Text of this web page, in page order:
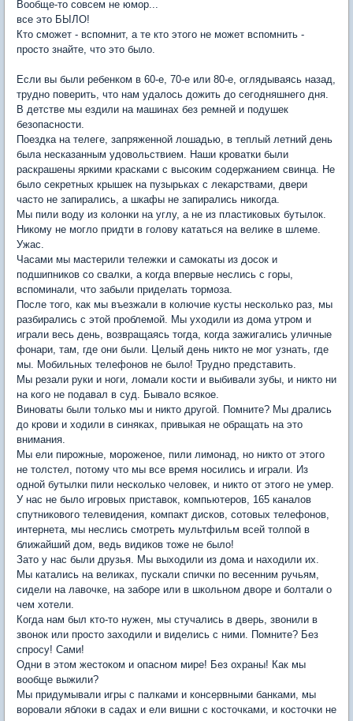
Вообще-то совсем не юмор...
все это БЫЛО!
Кто сможет - вспомнит, а те кто этого не может вспомнить -
просто знайте, что это было.
Если вы были ребенком в 60-е, 70-е или 80-е, оглядываясь назад,
трудно поверить, что нам удалось дожить до сегодняшнего дня.
В детстве мы ездили на машинах без ремней и подушек
безопасности.
Поездка на телеге, запряженной лошадью, в теплый летний день
была несказанным удовольствием. Наши кроватки были
раскрашены яркими красками с высоким содержанием свинца. Не
было секретных крышек на пузырьках с лекарствами, двери
часто не запирались, а шкафы не запирались никогда.
Мы пили воду из колонки на углу, а не из пластиковых бутылок.
Никому не могло придти в голову кататься на велике в шлеме.
Ужас.
Часами мы мастерили тележки и самокаты из досок и
подшипников со свалки, а когда впервые неслись с горы,
вспоминали, что забыли приделать тормоза.
После того, как мы въезжали в колючие кусты несколько раз, мы
разбирались с этой проблемой. Мы уходили из дома утром и
играли весь день, возвращаясь тогда, когда зажигались уличные
фонари, там, где они были. Целый день никто не мог узнать, где
мы. Мобильных телефонов не было! Трудно представить.
Мы резали руки и ноги, ломали кости и выбивали зубы, и никто ни
на кого не подавал в суд. Бывало всякое.
Виноваты были только мы и никто другой. Помните? Мы дрались
до крови и ходили в синяках, привыкая не обращать на это
внимания.
Мы ели пирожные, мороженое, пили лимонад, но никто от этого
не толстел, потому что мы все время носились и играли. Из
одной бутылки пили несколько человек, и никто от этого не умер.
У нас не было игровых приставок, компьютеров, 165 каналов
спутникового телевидения, компакт дисков, сотовых телефонов,
интернета, мы неслись смотреть мультфильм всей толпой в
ближайший дом, ведь видиков тоже не было!
Зато у нас были друзья. Мы выходили из дома и находили их.
Мы катались на великах, пускали спички по весенним ручьям,
сидели на лавочке, на заборе или в школьном дворе и болтали о
чем хотели.
Когда нам был кто-то нужен, мы стучались в дверь, звонили в
звонок или просто заходили и виделись с ними. Помните? Без
спросу! Сами!
Одни в этом жестоком и опасном мире! Без охраны! Как мы
вообще выжили?
Мы придумывали игры с палками и консервными банками, мы
воровали яблоки в садах и ели вишни с косточками, и косточки не